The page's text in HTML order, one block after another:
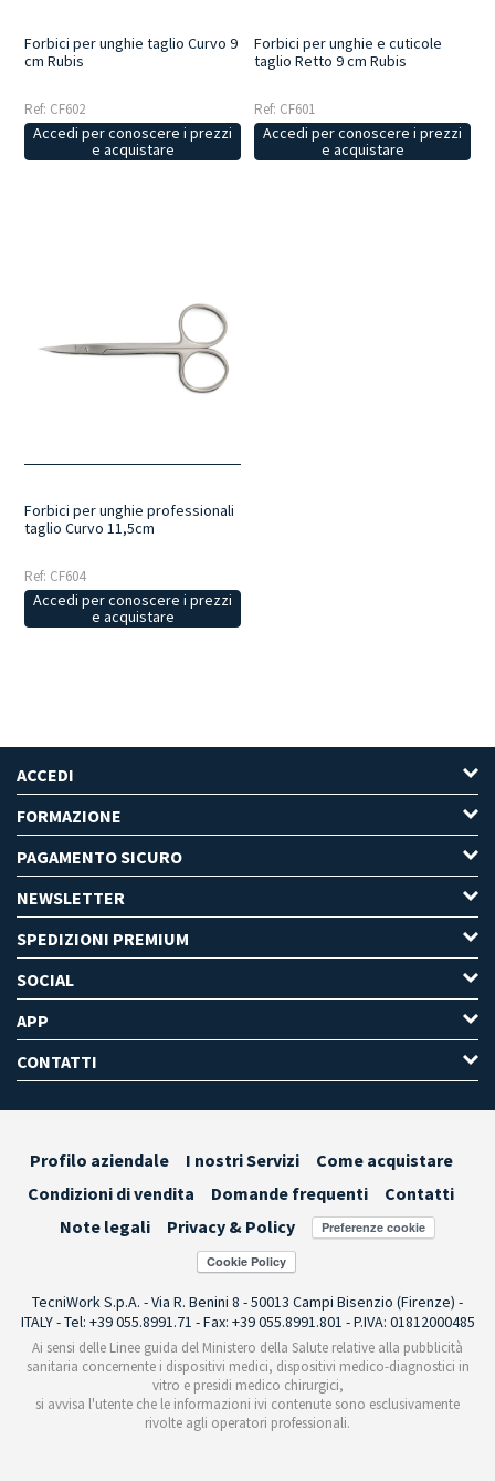
Forbici per unghie taglio Curvo 9
cm Rubis
Ref: CF602
Accedi per conoscere i prezzi
e acquistare
Forbici per unghie e cuticole
taglio Retto 9 cm Rubis
Ref: CF601
Accedi per conoscere i prezzi
e acquistare
Forbici per unghie professionali
taglio Curvo 11,5cm
Ref: CF604
Accedi per conoscere i prezzi
e acquistare
ACCEDI
FORMAZIONE
PAGAMENTO SICURO
NEWSLETTER
SPEDIZIONI PREMIUM
SOCIAL
APP
CONTATTI
Profilo aziendale I nostri Servizi
Come acquistare
Condizioni di vendita
Domande frequenti
Contatti
Note legali
Privacy & Policy Preferenze cookie
TecniWork S.p.A. - Via R. Benini 8 - 50013 Campi Bisenzio (Firenze) -
ITALY - Tel: +39 055.8991.71 - Fax: +39 055.8991.801 - P.IVA: 01812000485
Ai sensi delle Linee guida del Ministero della Salute relative alla pubblicità
sanitaria concernente i dispositivi medici, dispositivi medico-diagnostici in
vitro e presidi medico chirurgici,
si avvisa l'utente che le informazioni ivi contenute sono esclusivamente
rivolte agli operatori professionali.